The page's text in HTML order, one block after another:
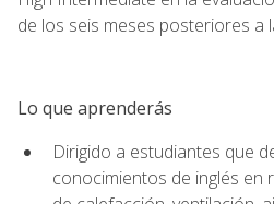
de los seis meses posteriores a
Lo que aprenderás
Dirigido a estudiantes que
conocimientos de inglés en